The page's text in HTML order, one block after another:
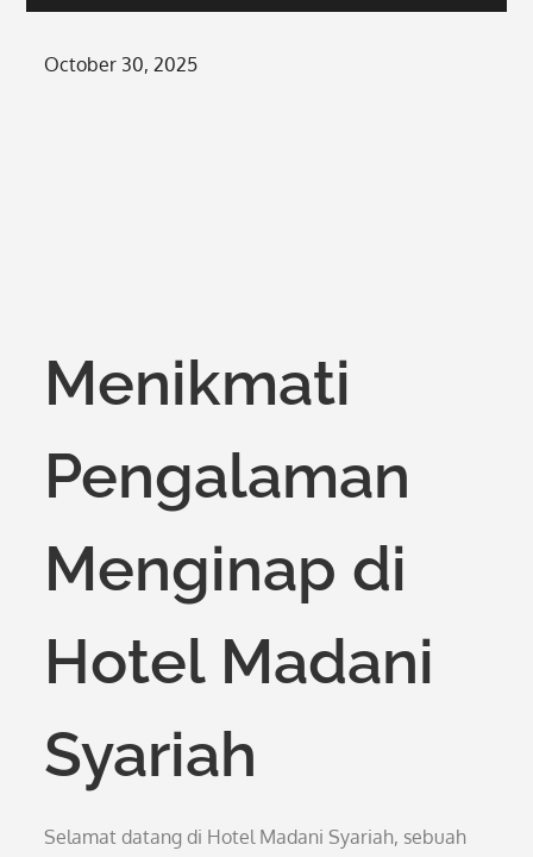
Posted
October 30, 2025
Menikmati
Pengalaman
Menginap di
Hotel Madani
Syariah
Selamat datang di Hotel Madani Syariah, sebuah